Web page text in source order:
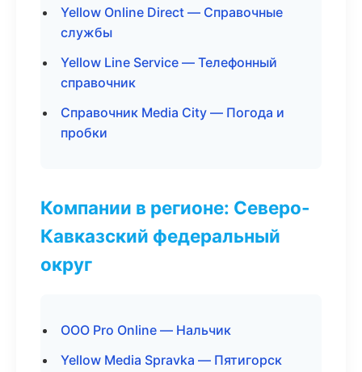
Yellow Online Direct — Справочные
службы
Yellow Line Service — Телефонный
справочник
Справочник Media City — Погода и
пробки
Компании в регионе: Северо-
Кавказский федеральный
округ
ООО Pro Online — Нальчик
Yellow Media Spravka — Пятигорск